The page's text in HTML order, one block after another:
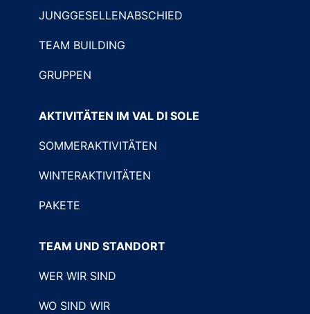
JUNGGESELLENABSCHIED
TEAM BUILDING
GRUPPEN
AKTIVITÄTEN IM VAL DI SOLE
SOMMERAKTIVITÄTEN
WINTERAKTIVITÄTEN
PAKETE
TEAM UND STANDORT
WER WIR SIND
WO SIND WIR